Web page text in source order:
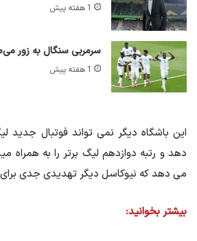
1 هفته پیش
سرمربی سنگال به زور
1 هفته پیش
این باشگاه دیگر نمی تواند فوتبال جدید لیگ
دهد و رتبه دوازدهم لیگ برتر را به همراه
می دهد که نیوکاسل دیگر تهدیدی جدی
بیشتر بخوانید: